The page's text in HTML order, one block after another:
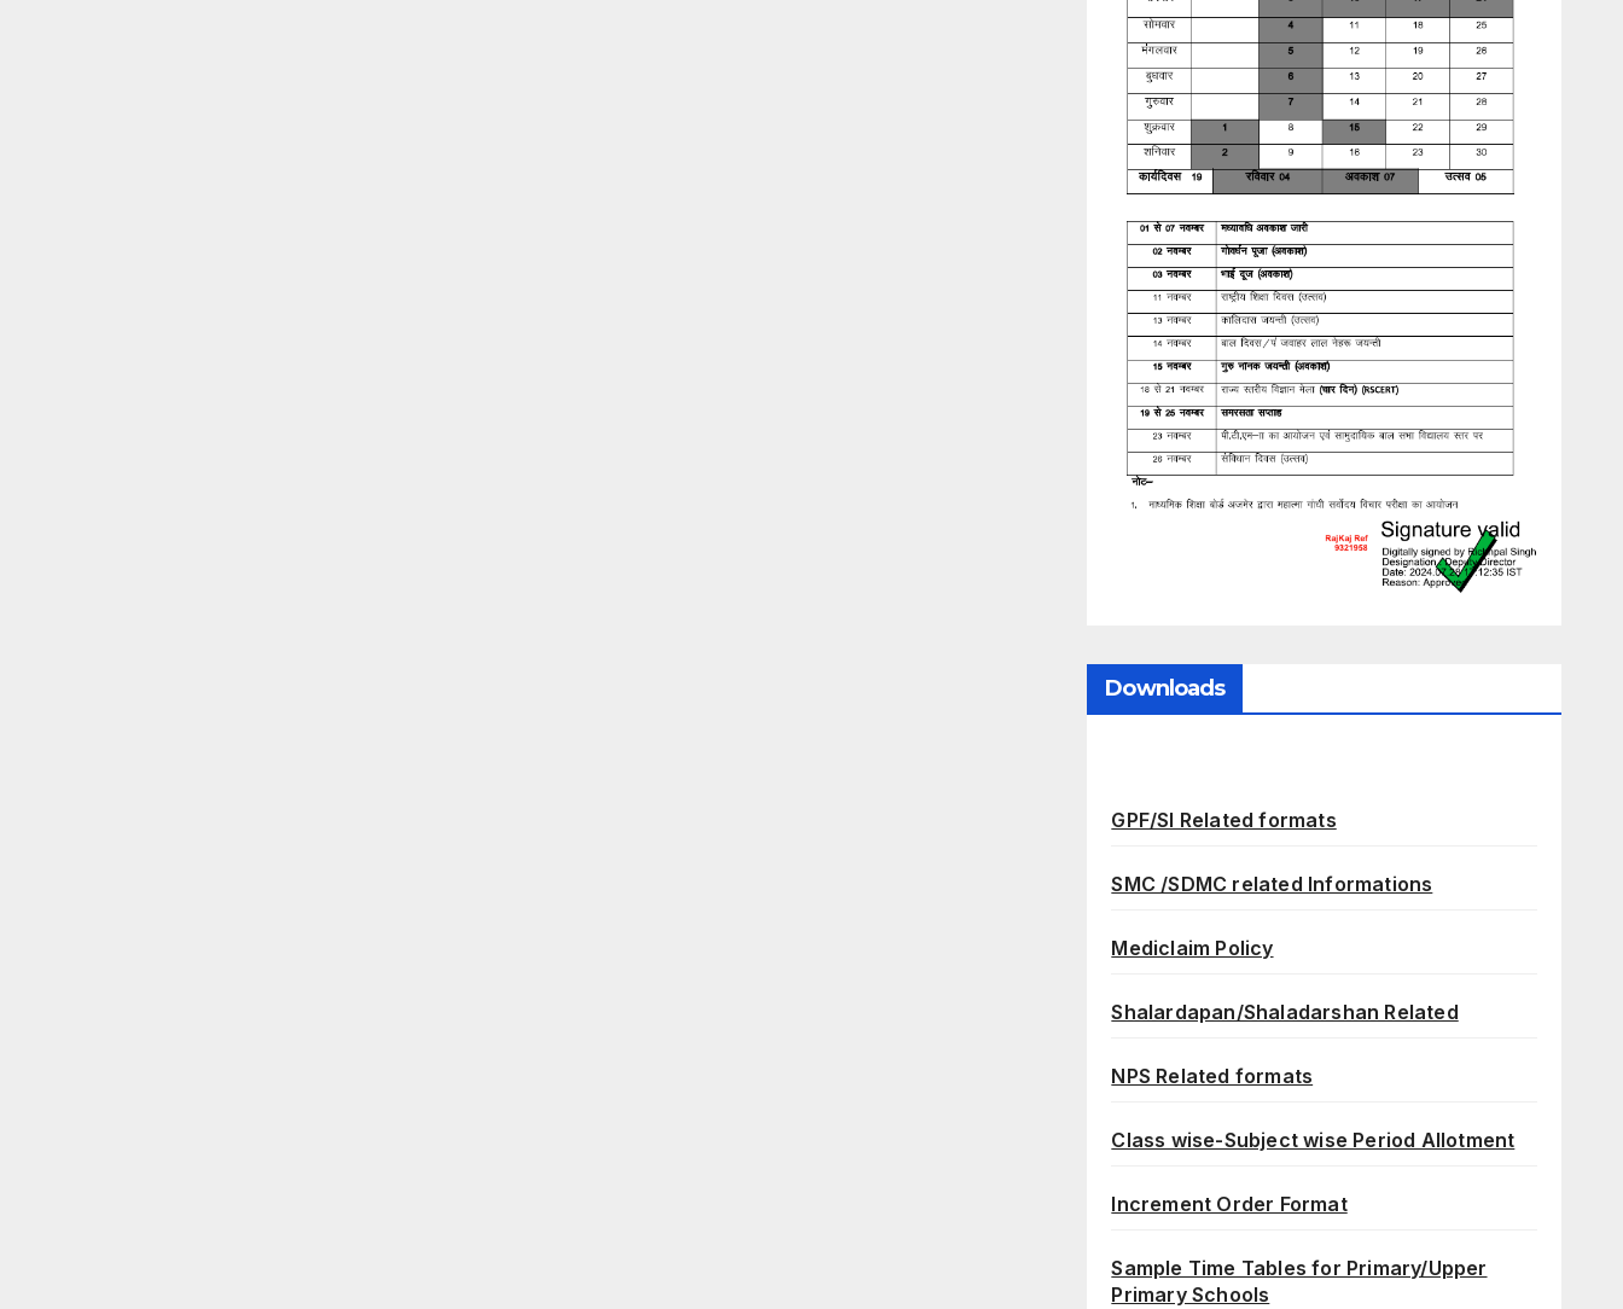
Downloads
GPF/SI Related formats
SMC /SDMC related Informations
Mediclaim Policy
Shalardapan/Shaladarshan Related
NPS Related formats
Class wise-Subject wise Period Allotment
Increment Order Format
Sample Time Tables for Primary/Upper
Primary Schools